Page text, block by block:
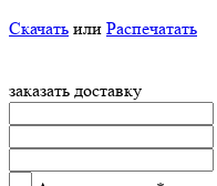
Скачать или Распечатать
заказать доставку